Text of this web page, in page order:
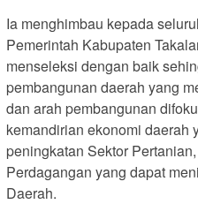
Ia menghimbau kepada
Pemerintah Kabupaten
menseleksi dengan baik
pembangunan daerah yang
dan arah pembangunan
kemandirian ekonomi daerah
peningkatan Sektor
Perdagangan yang dapat
Daerah.